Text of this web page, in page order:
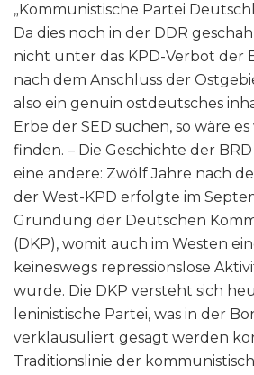
„Kommunistische Partei
Da dies noch in der DDR
nicht unter das KPD-Verbot der
nach dem Anschluss der
also ein genuin ostdeutsches
Erbe der SED suchen, so wäre
finden. – Die Geschichte der
eine andere: Zwölf Jahre nach
der West-KPD erfolgte im
Gründung der Deutschen
(DKP), womit auch im Westen
keineswegs repressionslose
wurde. Die DKP versteht sich
leninistische Partei, was in der
verklausuliert gesagt werden
Traditionslinie der